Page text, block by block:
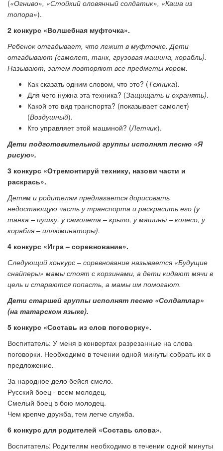
(«Огниво», «Стойкий оловянный солдатик», «Каша из
топора»).
2 конкурс «Волшебная муфточка».
Ребенок отгадывает, что лежит в муфточке. Дети
отгадывают (самолет, танк, грузовая машина, корабль).
Называют, затем повторяют все предметы хором.
Как сказать одним словом, что это? (Техника).
Для чего нужна эта техника? (Защищать и охранять).
Какой это вид транспорта? (показывает самолет)
(Воздушный).
Кто управляет этой машиной? (Летчик).
Дети подготовительной группы исполнят песню «Я
рисую».
3 конкурс «Отремонтируй технику, назови части и
раскрась».
Детям и родителям предлагается дорисовать
недостающую часть у транспорта и раскрасить его (у
танка – пушку, у самолета – крыло, у машины – колесо, у
корабля – иллюминаторы).
4 конкурс «Игра – соревнование».
Следующий конкурс – соревнование называется «Будущие
снайперы» мамы стоят с корзинами, а дети кидают мячи в
цель и стараются попасть, а мамы им помогают.
Дети старшей группы исполнят песню «Солдатлар»
(на татарском языке).
5 конкурс «Составь из слов поговорку».
Воспитатель: У меня в конвертах разрезанные на слова
поговорки. Необходимо в течении одной минуты собрать их в
предложение.
За народное дело бейся смело.
Русский боец - всем молодец.
Смелый боец в бою молодец.
Чем крепче дружба, тем легче служба.
6 конкурс для родителей «Составь слова».
Воспитатель: Родителям необходимо в течении одной минуты